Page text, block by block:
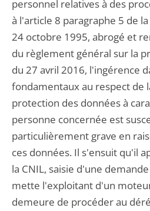
personnel relatives à des
à l'article 8 paragraphe 5 de
24 octobre 1995, abrogé et
du règlement général sur la
du 27 avril 2016, l'ingérence
fondamentaux au respect de
protection des données à
personne concernée est
particulièrement grave en
ces données. Il s'ensuit qu'il
la CNIL, saisie d'une
mette l'exploitant d'un
demeure de procéder au